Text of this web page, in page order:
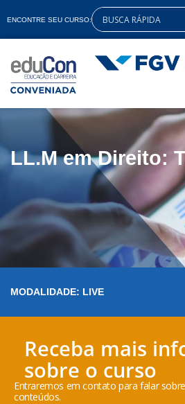
ENCONTRE SEU CURSO:
LL.M em Direito:
MODALIDADE: LIVE
Receba mais
sobre o curso
Entraremos em contato para falar
conteúdos.